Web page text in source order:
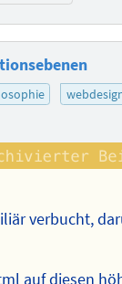
verbucht,
auf diesen